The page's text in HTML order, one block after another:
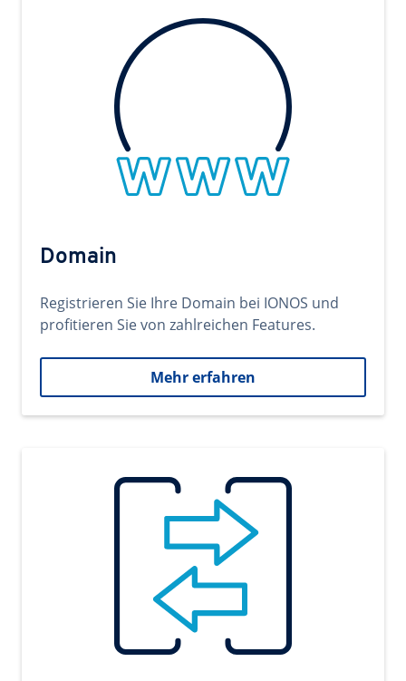
Domain
Registrieren Sie Ihre Domain bei IONOS und
profitieren Sie von zahlreichen Features.
Mehr erfahren